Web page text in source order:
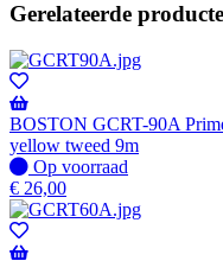
Gerelateerde
BOSTON GCRT-90A
yellow tweed 9m
Op
voorraad
Op voorraad
€ 26,00